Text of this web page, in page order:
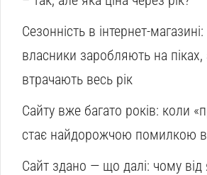
Сезонність в інтернет-
власники заробляють на піках,
втрачають весь рік
Сайту вже багато років: коли
стає найдорожчою помилкою
Сайт здано — що далі: чому від